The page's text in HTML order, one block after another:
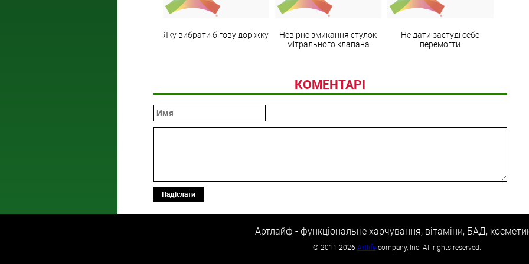
Яку вибрати бігову доріжку
Невірне змикання стулок
мітрального клапана
Не дати застуді себе
перемогти
КОМЕНТАРІ
Надіслати
Артлайф - функціональне харчування, вітаміни, БАД,
© 2011-2026 Artlifecompany, Inc. All rights reserved.